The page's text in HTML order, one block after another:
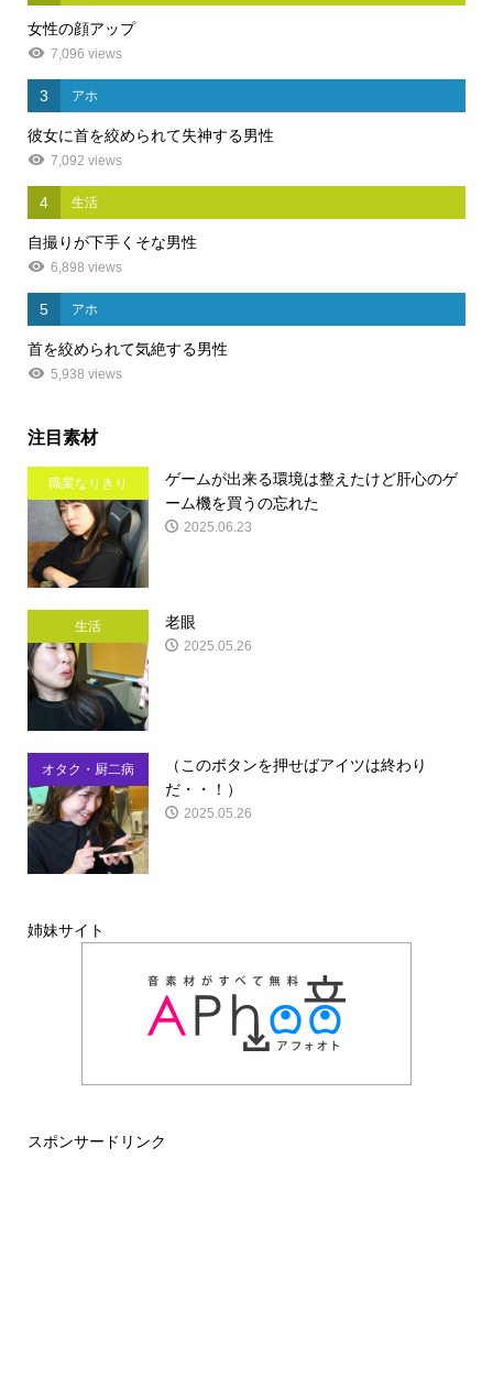
女性の顔アップ
7,096 views
3 アホ
彼女に首を絞められて失神する男性
7,092 views
4 生活
自撮りが下手くそな男性
6,898 views
5 アホ
首を絞められて気絶する男性
5,938 views
注目素材
職業なりきり
ゲームが出来る環境は整えたけど肝心のゲ
ーム機を買うの忘れた
2025.06.23
生活 老眼
2025.05.26
オタク・厨二病
（このボタンを押せばアイツは終わり
だ・・！）
2025.05.26
姉妹サイト
スポンサードリンク